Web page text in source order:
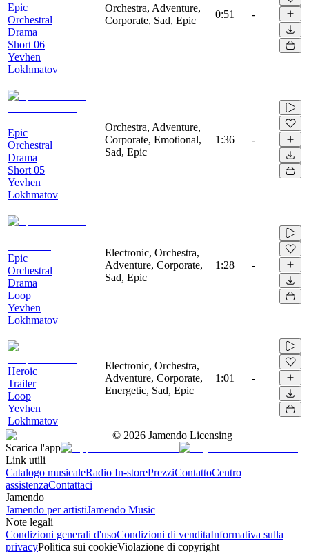
Epic
Orchestral
Drama
Short 06
Yevhen
Lokhmatov
Orchestra, Adventure,
Corporate, Sad, Epic
0:51 -
Epic
Orchestral
Drama
Short 05
Yevhen
Lokhmatov
Orchestra, Adventure,
Corporate, Emotional,
Sad, Epic
1:36 -
Epic
Orchestral
Drama
Loop
Yevhen
Lokhmatov
Electronic, Orchestra,
Adventure, Corporate,
Sad, Epic
1:28 -
Heroic
Trailer
Loop
Yevhen
Lokhmatov
Electronic, Orchestra,
Adventure, Corporate,
Energetic, Sad, Epic
1:01 -
© 2026 Jamendo Licensing
Scarica l'app
Link utili
Catalogo musicaleRadio In-storePrezziContattoCentro
assistenzaContattaci
Jamendo
Jamendo per artistiJamendo Music
Note legali
Condizioni generali d'usoCondizioni di venditaInformativa sulla
privacyPolitica sui cookieViolazione di copyright